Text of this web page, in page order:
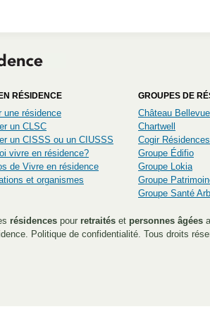
RÉSIDENCE
une résidence
un CLSC
un CISSS ou un CIUSSS
vivre en résidence?
de Vivre en résidence
et organismes
GROUPES DE
Château Bellevue
Chartwell
Cogir Résidences
Groupe Édifio
Groupe Lokia
Groupe
Groupe Santé
résidences pour retraités et personnes âgées
. Politique de confidentialité. Tous droits